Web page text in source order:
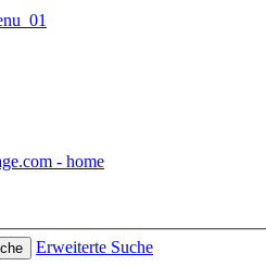
Erweiterte Suche